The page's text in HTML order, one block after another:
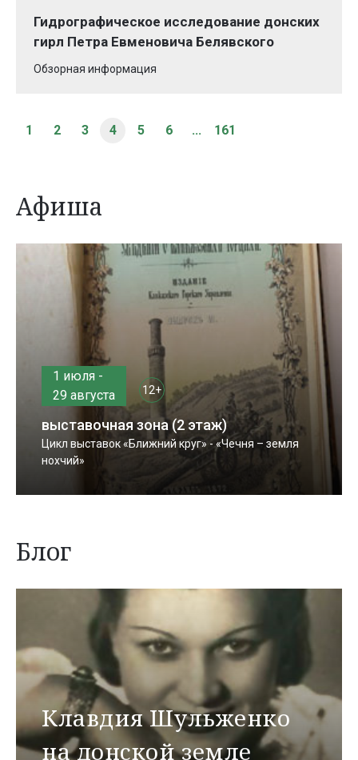
Гидрографическое исследование донских
гирл Петра Евменовича Белявского
Обзорная информация
1 2 3 4 5 6 ... 161
Афиша
1 июля -
29 августа
12+
выставочная зона (2 этаж)
Цикл выставок «Ближний круг» - «Чечня – земля
нохчий»
Блог
Клавдия Шульженко
на донской земле